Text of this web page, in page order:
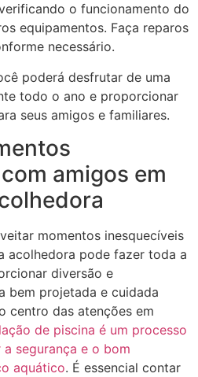
o funcionamento do
equipamentos. Faça reparos
necessário.
poderá desfrutar de uma
todo o ano e proporcionar
seus amigos e familiares.
amigos em
momentos inesquecíveis
acolhedora pode fazer toda a
diversão e
bem projetada e cuidada
centro das atenções em
de piscina é um processo
segurança e o bom
aquático. É essencial contar